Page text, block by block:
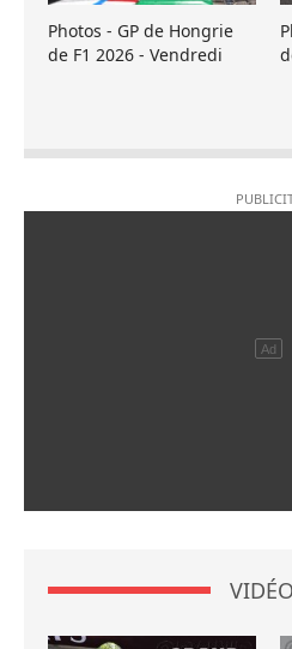
Photos - GP de Hongrie
de F1 2026 - Vendredi